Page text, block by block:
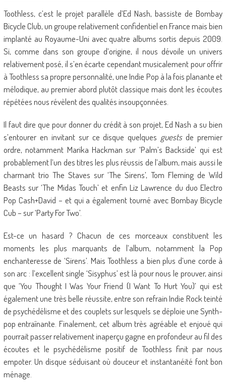
Toothless, c’est le projet parallèle d’Ed Nash, bassiste de Bombay
Bicycle Club, un groupe relativement confidentiel en France mais bien
implanté au Royaume-Uni avec quatre albums sortis depuis 2009.
Si, comme dans son groupe d’origine, il nous dévoile un univers
relativement posé, il s’en écarte cependant musicalement pour offrir
à Toothless sa propre personnalité, une Indie Pop à la fois planante et
mélodique, au premier abord plutôt classique mais dont les écoutes
répétées nous révèlent des qualités insoupçonnées.
Il faut dire que pour donner du crédit à son projet, Ed Nash a su bien
s’entourer en invitant sur ce disque quelques guestsde premier
ordre, notamment Marika Hackman sur ‘Palm’s Backside’ qui est
probablement l’un des titres les plus réussis de l’album, mais aussi le
charmant trio The Staves sur ‘The Sirens’, Tom Fleming de Wild
Beasts sur ‘The Midas Touch’ et enfin Liz Lawrence du duo Electro
Pop Cash+David – et qui a également tourné avec Bombay Bicycle
Cub – sur ‘Party For Two’.
Est-ce un hasard ? Chacun de ces morceaux constituent les
moments les plus marquants de l’album, notamment la Pop
enchanteresse de ‘Sirens’. Mais Toothless a bien plus d’une corde à
son arc : l’excellent single ‘Sisyphus’ est là pour nous le prouver, ainsi
que ‘You Thought I Was Your Friend (I Want To Hurt You)’ qui est
également une très belle réussite, entre son refrain Indie Rock teinté
de psychédélisme et des couplets sur lesquels se déploie une Synth-
pop entraînante. Finalement, cet album très agréable et enjoué qui
pourrait passer relativement inaperçu gagne en profondeur au fil des
écoutes et le psychédélisme positif de Toothless finit par nous
empoter. Un disque séduisant où douceur et instantanéité font bon
ménage.